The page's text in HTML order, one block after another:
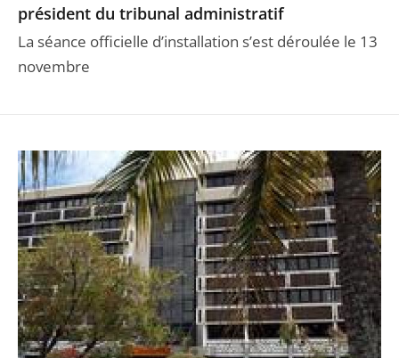
président du tribunal administratif
La séance officielle d’installation s’est déroulée le 13
novembre